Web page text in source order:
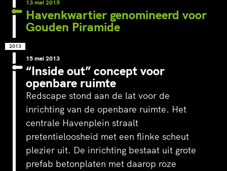
13 mei 2015
Havenkwartier genomineerd voor
Gouden Piramide
2013
15 mei 2013
“Inside out” concept voor
openbare ruimte
Redscape stond aan de lat voor de
inrichting van de openbare ruimte. Het
centrale Havenplein straalt
pretentieloosheid met een flinke scheut
plezier uit. De inrichting bestaat uit grote
prefab betonplaten met daarop roze